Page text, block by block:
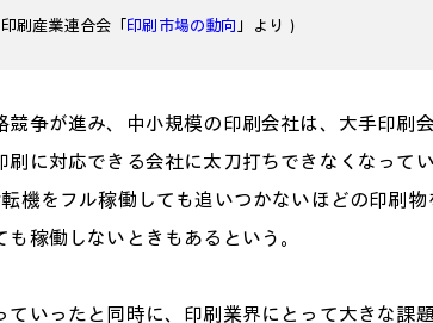
刷産業連合会「印刷市場の動向 」より）
競争が進み、中小規模の印刷会社は、大手印刷
刷に対応できる会社に太刀打ちできなくなって
機をフル稼働しても追いつかないほどの印刷
稼働しないときもあるという。
ていったと同時に、印刷業界にとって大きな課